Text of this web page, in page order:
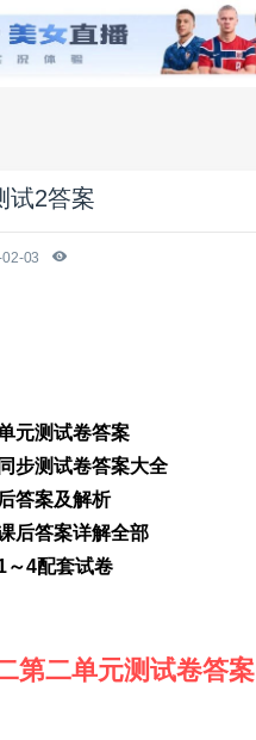
试2答案
03
元测试卷答案
步测试卷答案大全
答案及解析
后答案详解全部
～4配套试卷
第二单元测试卷答案